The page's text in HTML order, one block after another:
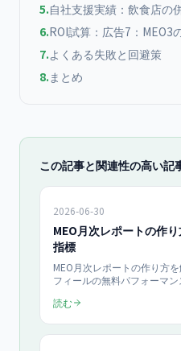
5.自社支援実績：飲食店の
6.ROI試算：広告7：MEO3
7.よくある失敗と回避策
8.まとめ
この記事と関連性の高い記
2026-06-30
MEO月次レポートの作
指標
MEO月次レポートの作り方
フィールの無料パフォーマ
転換）を厳選し、180日アク
読む